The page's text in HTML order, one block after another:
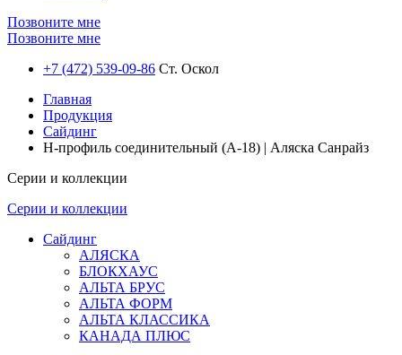
Позвоните мне
Позвоните мне
+7 (472) 539-09-86 Ст. Оскол
Главная
Продукция
Сайдинг
H-профиль соединительный (A-18) | Аляска Санрайз
Серии и коллекции
Серии и коллекции
Сайдинг
АЛЯСКА
БЛОКХАУС
АЛЬТА БРУС
АЛЬТА ФОРМ
АЛЬТА КЛАССИКА
КАНАДА ПЛЮС